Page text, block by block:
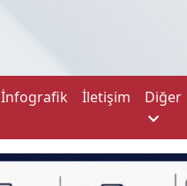
İnfografik İletişim Diğer